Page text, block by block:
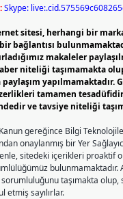
Skype:
sitesi, herhangi bir
bağlantısı
makaleler
niteliği taşımamakta
yapılmamaktadır.
tamamen
ve tavsiye niteliği
Kanun gereğince Bilgi
onaylanmış bir Yer
sitedeki içerikleri proaktif
bulunmamaktadır.
sorumluluğunu taşımakta
etmiş sayılırlar.